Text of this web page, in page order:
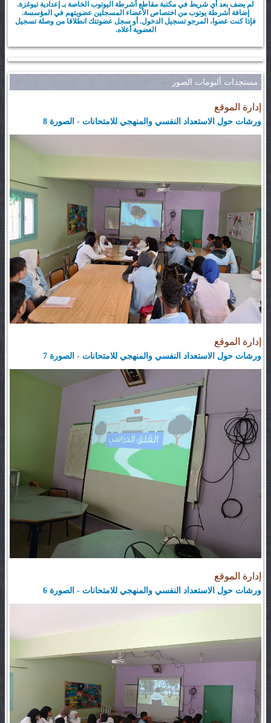
لم يضف بعد أي شريط في مكتبة مقاطع أشرطة اليوتوب الخاصة بـ إعدادية تيوغزة.
إضافة أشرطة يوتوب من اختصاص الأعضاء المسجلين عضويتهم في المؤسسة.
فإذا كنت عضوا، المرجو تسجيل الدخول. أو سجل عضوتتك انطلاقا من وصلة تسجيل
العضوية أعلاه.
مستجدات ألبومات الصور
إدارة الموقع
ورشات حول الاستعداد النفسي والمنهجي للامتحانات - الصورة 8
إدارة الموقع
ورشات حول الاستعداد النفسي والمنهجي للامتحانات - الصورة 7
إدارة الموقع
ورشات حول الاستعداد النفسي والمنهجي للامتحانات - الصورة 6